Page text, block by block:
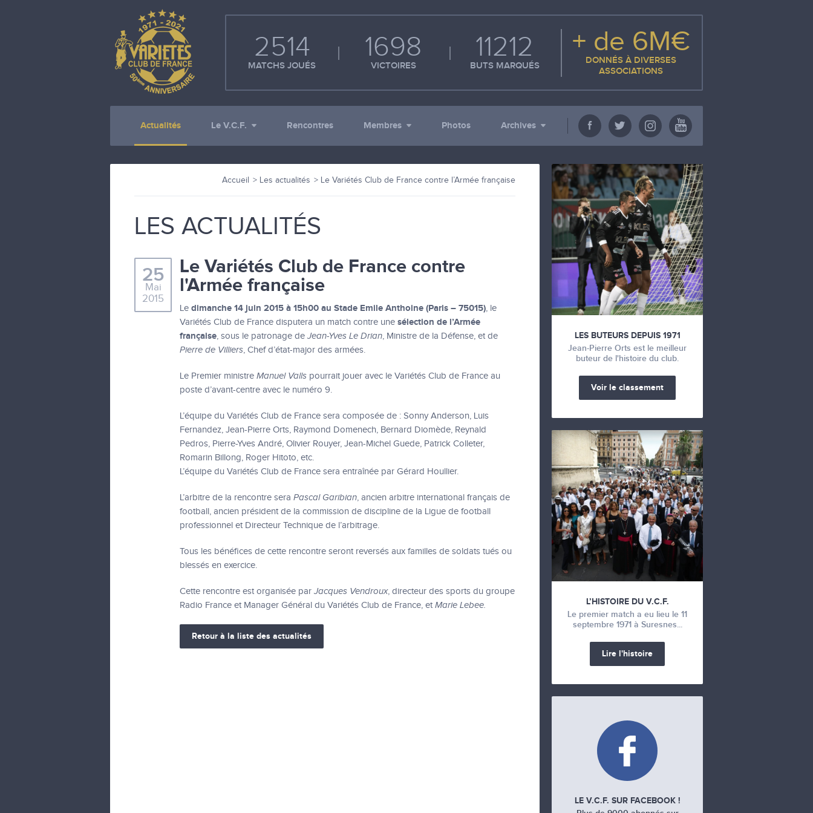
2514
MATCHS JOUÉS
1698
VICTOIRES
11212
BUTS MARQUÉS
+ de 6M€
DONNÉS À DIVERSES
ASSOCIATIONS
Actualités Le V.C.F. Rencontres Membres Photos Archives
Accueil Les actualités Le Variétés Club de France contre l’Armée française
LES ACTUALITÉS
Le Variétés Club de France contre
l'Armée française
25
Mai
2015
Le dimanche 14 juin 2015 à 15h00 au Stade Emile Anthoine (Paris – 75015), le
Variétés Club de France disputera un match contre une sélection de l’Armée
française, sous le patronage de Jean-Yves Le Drian, Ministre de la Défense, et de
Pierre de Villiers, Chef d’état-major des armées.
Le Premier ministre Manuel Valls pourrait jouer avec le Variétés Club de France au
poste d’avant-centre avec le numéro 9.
L’équipe du Variétés Club de France sera composée de : Sonny Anderson, Luis
Fernandez, Jean-Pierre Orts, Raymond Domenech, Bernard Diomède, Reynald
Pedros, Pierre-Yves André, Olivier Rouyer, Jean-Michel Guede, Patrick Colleter,
Romarin Billong, Roger Hitoto, etc.
L’équipe du Variétés Club de France sera entraînée par Gérard Houllier.
L’arbitre de la rencontre sera Pascal Garibian, ancien arbitre international français de
football, ancien président de la commission de discipline de la Ligue de football
professionnel et Directeur Technique de l’arbitrage.
Tous les bénéfices de cette rencontre seront reversés aux familles de soldats tués ou
blessés en exercice.
Cette rencontre est organisée par Jacques Vendroux, directeur des sports du groupe
Radio France et Manager Général du Variétés Club de France, et Marie Lebee.
Retour à la liste des actualités
LES BUTEURS DEPUIS 1971
Jean-Pierre Orts est le meilleur
buteur de l'histoire du club.
Voir le classement
L’HISTOIRE DU V.C.F.
Le premier match a eu lieu le 11
septembre 1971 à Suresnes...
Lire l'histoire
LE V.C.F. SUR FACEBOOK !